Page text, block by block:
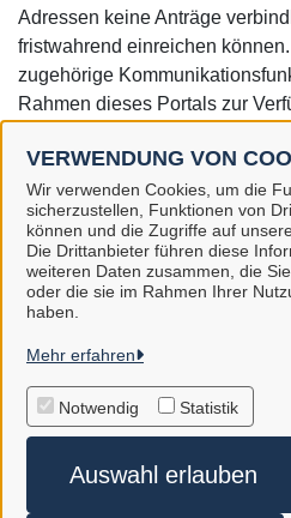
VERWENDUNG VON
Wir verwenden Cookies, um die
sicherzustellen, Funktionen von
können und die Zugriffe auf
Die Drittanbieter führen diese
weiteren Daten zusammen, die
oder die sie im Rahmen Ihrer
haben.
Mehr erfahren
Notwendig Statistik
Auswahl erlauben
Adressen keine Anträge
fristwahrend einreichen
zugehörige
Rahmen dieses Portals zur
info@stadt-gifhorn.de
Stadt Gifhorn
Alle Rechte vorbehalten
Feedback